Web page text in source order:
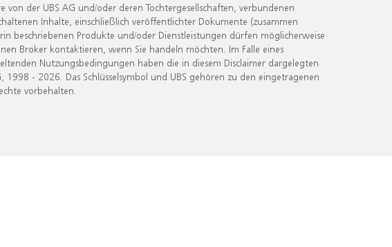
der UBS AG und/oder deren Tochtergesellschaften, verbundenen
Inhalte, einschließlich veröffentlichter Dokumente (zusammen
beschriebenen Produkte und/oder Dienstleistungen dürfen möglicherweise
Broker kontaktieren, wenn Sie handeln möchten. Im Falle eines
Nutzungsbedingungen haben die in diesem Disclaimer dargelegten
- 2026. Das Schlüsselsymbol und UBS gehören zu den eingetragenen
vorbehalten.